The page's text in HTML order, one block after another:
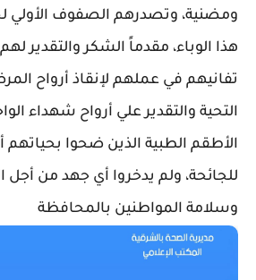
ومضنية، وتصدرهم الصفوف الأولي
هذا الوباء، مقدماً الشكر والتقدير
تفانيهم في عملهم لإنقاذ أرواح
التحية والتقدير علي أرواح شهداء
الأطقم الطبية الذين ضحوا بحياتهم
للجائحة، ولم يدخروا أي جهد من
وسلامة المواطنين بالمحافظة